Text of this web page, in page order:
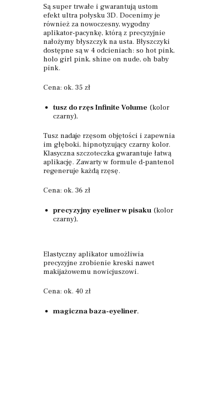
Są super trwałe i gwarantują ustom
efekt ultra połysku 3D. Docenimy je
również za nowoczesny, wygodny
aplikator-pacynkę, którą z precyzyjnie
nałożymy błyszczyk na usta. Błyszczyki
dostępne są w 4 odcieniach: so hot pink,
holo girl pink, shine on nude, oh baby
pink.
Cena: ok. 35 zł
tusz do rzęs Infinite Volume (kolor
czarny),
Tusz nadaje rzęsom objętości i zapewnia
im głęboki, hipnotyzujący czarny kolor.
Klasyczna szczoteczka gwarantuje łatwą
aplikację. Zawarty w formule d-pantenol
regeneruje każdą rzęsę.
Cena: ok. 36 zł
precyzyjny eyeliner w pisaku(kolor
czarny),
Elastyczny aplikator umożliwia
precyzyjne zrobienie kreski nawet
makijażowemu nowicjuszowi.
Cena: ok. 40 zł
magiczna baza-eyeliner,